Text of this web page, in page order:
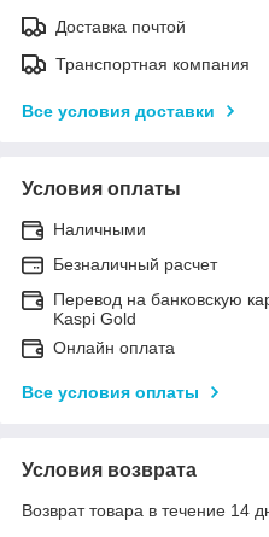
Доставка почтой
Транспортная компания
Все условия доставки
Условия оплаты
Наличными
Безналичный расчет
Перевод на банковскую
Kaspi Gold
Онлайн оплата
Все условия оплаты
Условия возврата
Возврат товара в течение 14